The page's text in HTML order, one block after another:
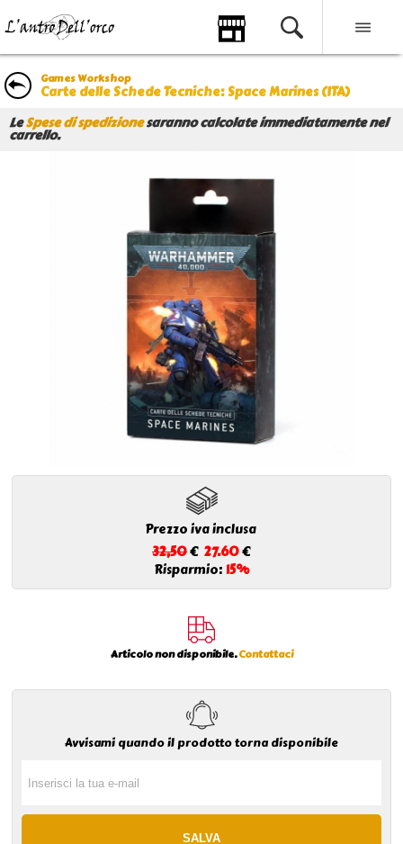
Games Workshop
Carte delle Schede Tecniche: Space Marines (ITA)
LeSpese di spedizionesaranno calcolate immediatamente nel
carrello.
Prezzo iva inclusa
32,50€ 27.60€
Risparmio: 15%
Articolo non disponibile.Contattaci
Avvisami quando il prodotto torna disponibile